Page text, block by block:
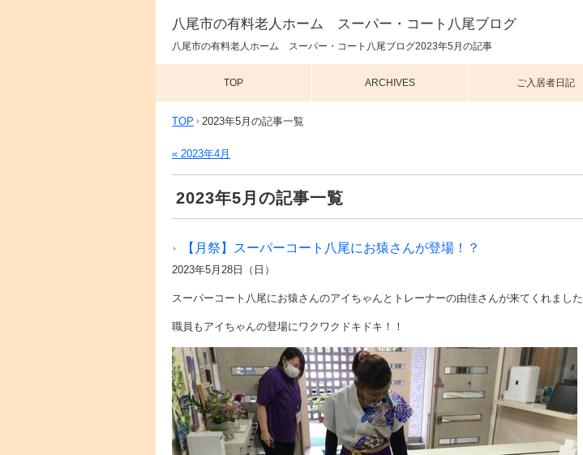
八尾市の有料老人ホーム スーパー・コート八尾ブログ
八尾市の有料老人ホーム スーパー・コート八尾ブログ2023年5月の記事
TOP ARCHIVES ご入居者日記
TOP 2023年5月の記事一覧
« 2023年4月
2023年5月の記事一覧
【月祭】スーパーコート八尾にお猿さんが登場！？
2023年5月28日（日）
スーパーコート八尾にお猿さんのアイちゃんとトレーナーの由佳さんが来てくれました
職員もアイちゃんの登場にワクワクドキドキ！！